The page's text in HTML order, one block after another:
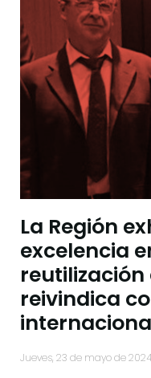
La Región
excelencia
reutilización
reivindica
jueves, 23 de mayo de 2024